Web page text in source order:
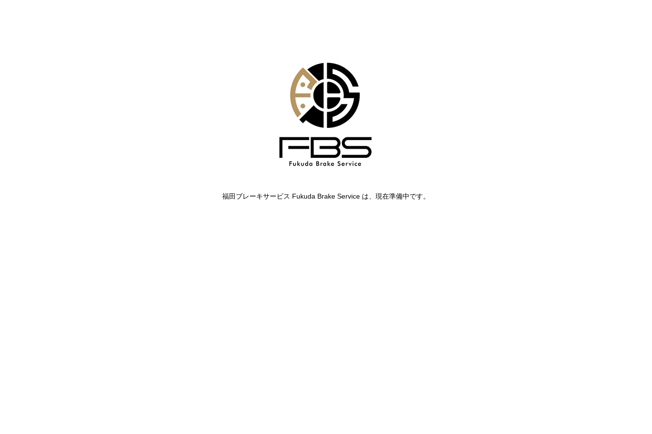
福田ブレーキサービス Fukuda Brake Service は、現在準備中です。